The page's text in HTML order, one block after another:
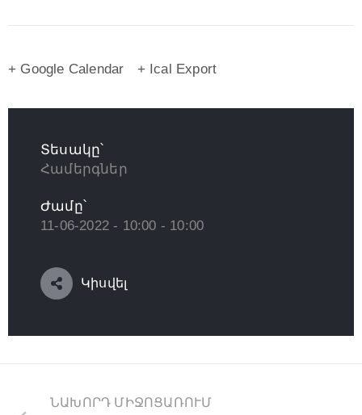
+ Google Calendar + Ical Export
Տեսակը՝
Համերգներ
Ժամը՝
11-06-2022 - 10:00 - 10:00
Կիսվել
ՆԱԽՈՐԴ ՄԻՋՈՑԱՌՈՒՄ